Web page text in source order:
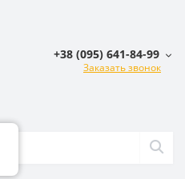
+38 (095) 641-84-99
Заказать звонок